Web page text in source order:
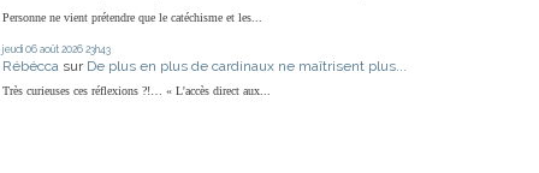
Personne ne vient prétendre que le catéchisme et les...
jeudi 06 août 2026 23h43
Rébécca sur De plus en plus de cardinaux ne maîtrisent plus...
Très curieuses ces réflexions ?!… « L'accès direct aux...